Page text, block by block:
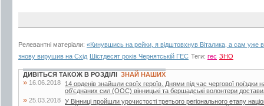
Релевантні матеріали: «Кинувшись на рейки, я відштовхнув Віталика, а сам уже
знову вирушив на Схід Шістдесят років Чернятській ГЕС Теги: гес ЗНО
ДИВІТЬСЯ ТАКОЖ В РОЗДІЛІ ЗНАЙ НАШИХ
» 16.06.2018
14 орденів знайшли своїх героїв. Днями під час чергової поїздки
об’єднаних сил (ООС) вінницькі та бершадські волонтери
» 25.03.2018 У Вінниці пройшли урочистості третього регіонального етапу